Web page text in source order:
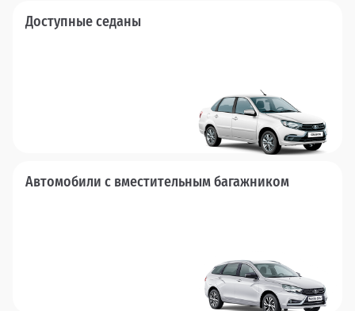
Доступные седаны
Автомобили с вместительным багажником